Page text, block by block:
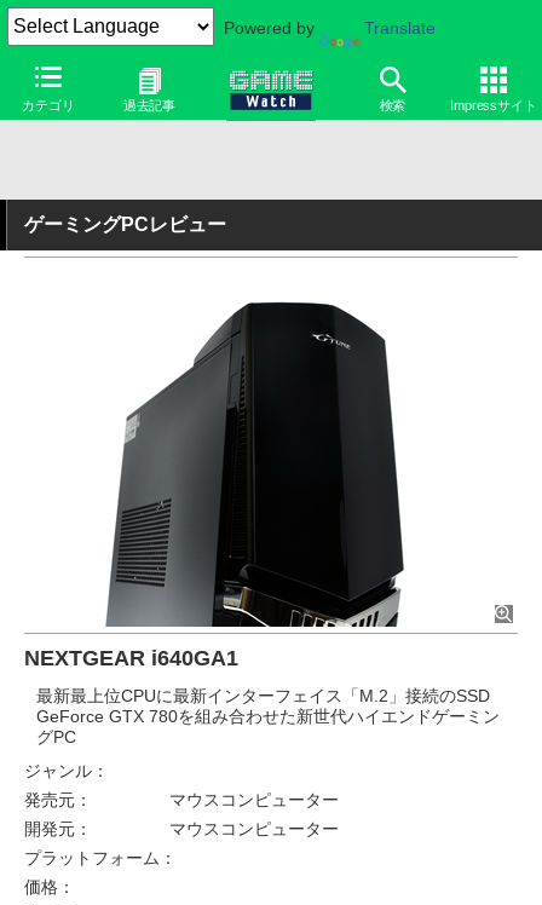
Powered by Translate
カテゴリ 過去記事 検索 Impressサイト
ゲーミングPCレビュー
NEXTGEAR i640GA1
最新最上位CPUに最新インターフェイス「M.2」接続のSSD
GeForce GTX 780を組み合わせた新世代ハイエンドゲーミン
グPC
ジャンル：
発売元：
マウスコンピューター
開発元：
マウスコンピューター
プラットフォーム：
価格：